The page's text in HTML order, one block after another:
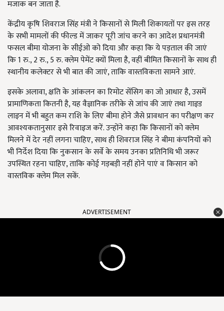
मजाक बन जाता है.
केंद्रीय कृषि शिवराज सिंह मंत्री ने किसानों से मिली शिकायतों पर इस तरह
के सभी मामलों की फील्ड में जाकर पूरी जांच करने का आदेश प्रधानमंत्री
फसल बीमा योजना के सीईओ को दिया और कहा कि ये पड़ताल की जाएं
कि 1 रु., 2 रु., 5 रु. क्लेम पेमेंट क्यों मिला है, वहीं बीमित किसानों के साथ ही
स्थानीय कलेक्टर से भी बात की जाएं, ताकि वास्तविकता सामने आएं.
इसके अलावा, क्षति के आंकलन का रिमोट सेंसिग का जो आधार है, उसमें
प्रामाणिकता कितनी है, यह वैज्ञानिक तरीके से जांच की जाएं तथा गाइड
लाइन में भी बहुत कम राशि के लिए बीमा होने जैसे प्रावधान का परीक्षण कर
आवश्यकतानुसार इसे रिवाइज करें. उन्होंने कहा कि किसानों को क्लेम
मिलने में देर नहीं लगना चाहिए, साथ ही शिवराज सिंह ने बीमा कंपनियों को
भी निर्देश दिया कि नुकसान के सर्वे के समय उनका प्रतिनिधि भी जरूर
उपस्थित रहना चाहिए, ताकि कोई गड़बड़ी नहीं होने पाएं व किसान को
वास्तविक क्लेम मिल सकें.
ADVERTISEMENT